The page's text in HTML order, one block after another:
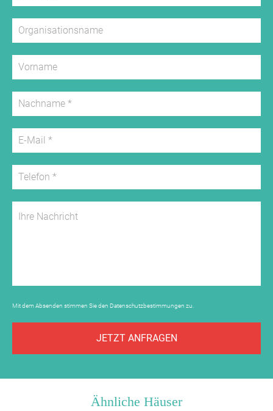
* Heimatmuseum Edelweiler
gemacht werden
* Vier-Burgen-Weg - ein Wanderweg
* Ruine Mandelberg - hoch und eine tolle
* Schwimmbad (Freibad und Hallenbad) in
Pfalzgrafenweiler
* Minigolf in Pfalzgrafenweiler
ist
in der "Waldschule" Unterricht. Aber kein ödes,
Pauken ist hier angesagt, sondern Besuche in der Natur.
Musbach -
Besichtigung frei mit Kostproben
* Waldklettergarten Hallwangen (10 km)
* Silberbergwerk in Hallwangen
* Wellnesswald in Waldachtal (11 km)
Mit dem Absenden stimmen Sie den Datenschutzbestimmungen zu.
JETZT ANFRAGEN
Ähnliche Häuser